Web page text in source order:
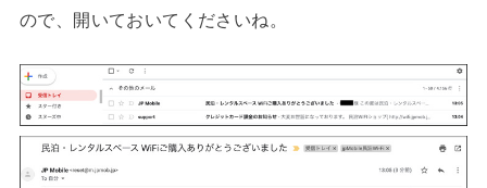
ので、開いておいてくださいね。